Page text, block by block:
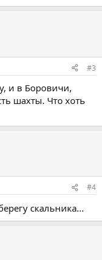
#3
и в Боровичи,
шахты. Что хоть
#4
скальника...